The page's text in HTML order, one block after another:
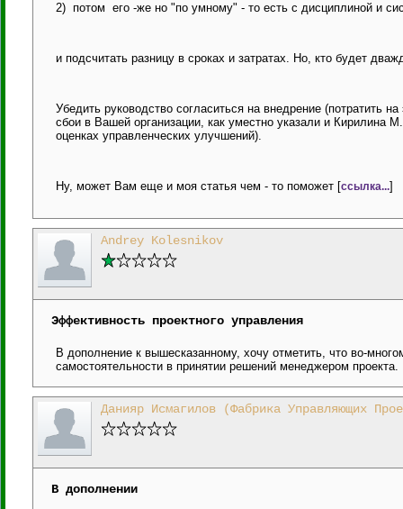
2) потом его -же но "по умному" - то есть с дисциплиной и
и подсчитать разницу в сроках и затратах. Но, кто будет
Убедить руководство согласиться на внедрение (потратить
сбои в Вашей организации, как уместно указали и
оценках управленческих улучшений).
Ну, может Вам еще и моя статья чем - то поможет [ссылка...]
Andrey Kolesnikov
Эффективность проектного управления
В дополнение к вышесказанному, хочу отметить, что во-
самостоятельности в принятии решений менеджером проекта.
Данияр Исмагилов (Фабрика Управляющих
В дополнении